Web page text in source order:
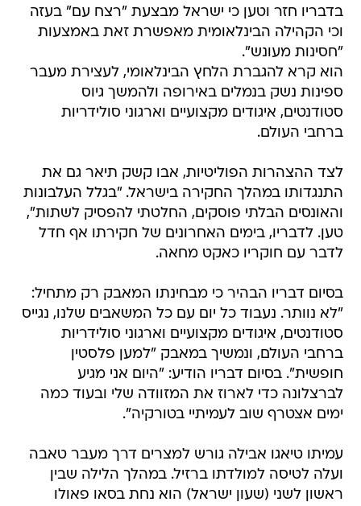
בדבריו חזר וטען כי ישראל מבצעת "רצח עם" בעזה
וכי הקהילה הבינלאומית מאפשרת זאת באמצעות
"חסינות מעונש".
הוא קרא להגברת הלחץ הבינלאומי, לעצירת מעבר
ספינות נשק בנמלים באירופה ולהמשך גיוס
סטודנטים, איגודים מקצועיים וארגוני סולידריות
ברחבי העולם.
לצד ההצהרות הפוליטיות, אבו קשק תיאר גם את
התנגדותו במהלך החקירה בישראל. "בגלל העלבונות
והאונסים הבלתי פוסקים, החלטתי להפסיק לשתות",
טען. לדבריו, בימים האחרונים של חקירתו אף חדל
לדבר עם חוקריו כאקט מחאה.
בסיום דבריו הבהיר כי מבחינתו המאבק רק מתחיל:
"לא נוותר. נעבוד כל יום עם כל המשאבים שלנו, נגייס
סטודנטים, איגודים מקצועיים וארגוני סולידריות
ברחבי העולם, ונמשיך במאבק "למען פלסטין
חופשית". בסיום דבריו הודיע: "היום אני מגיע
לברצלונה כדי לארוז את המזוודה שלי ובעוד כמה
ימים אצטרף שוב לעמיתיי בטורקיה".
עמיתו טיאגו אבילה גורש למצרים דרך מעבר טאבה
ועלה לטיסה למולדתו ברזיל. במהלך הלילה שבין
ראשון לשני (שעון ישראל) הוא נחת בסאו פאולו